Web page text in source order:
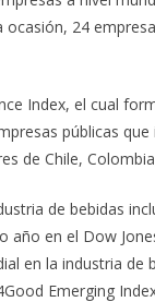
24
Index, el cual
públicas
de Chile,
de bebidas
año en el Dow
en la industria de
Emerging